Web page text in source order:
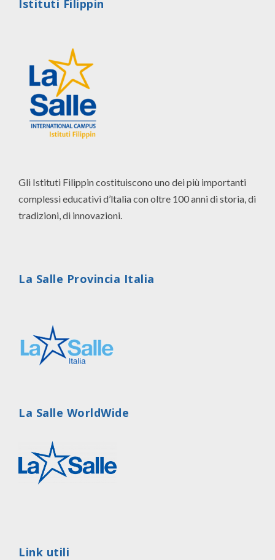
Istituti Filippin
Gli Istituti Filippin costituiscono uno dei più importanti
complessi educativi d’ltalia con oltre 100 anni di storia, di
tradizioni, di innovazioni.
La Salle Provincia Italia
La Salle WorldWide
Link utili